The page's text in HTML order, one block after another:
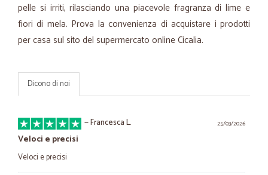
pelle si irriti, rilasciando una piacevole fragranza di lime e
fiori di mela. Prova la convenienza di acquistare i prodotti
per casa sul sito del supermercato online Cicalia.
Dicono di noi
25/03/2026
—Francesca L.
Veloci e precisi
Veloci e precisi